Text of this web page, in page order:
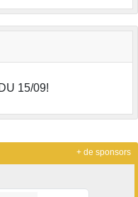
15/09!
+ de sponsors